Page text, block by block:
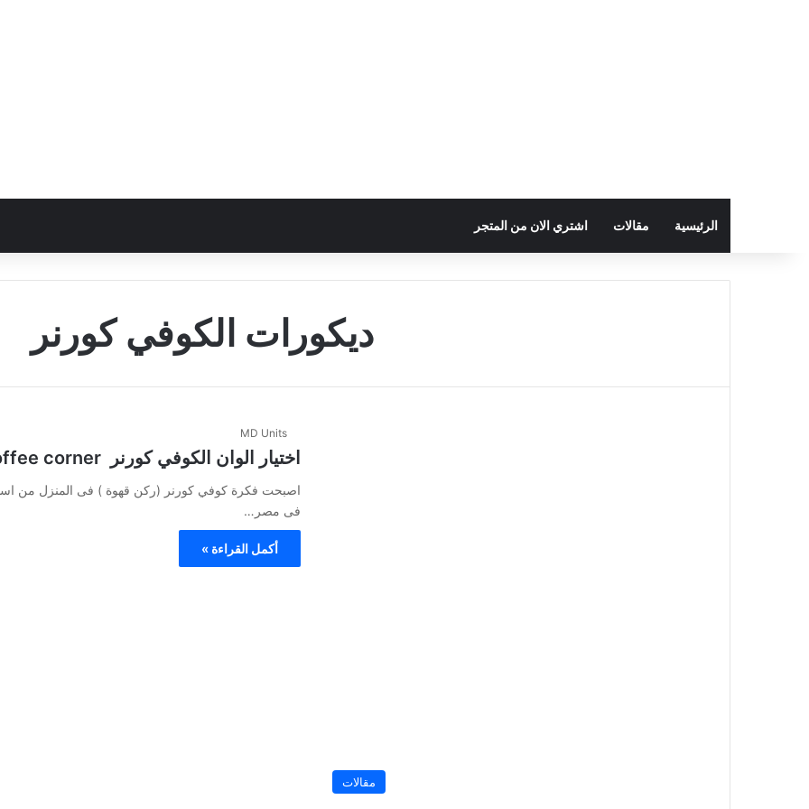
الرئيسية مقالات اشتري الان من المتجر
ديكورات الكوفي كورنر
مقالات
MD Units
اختيار الوان الكوفي كورنر Choose the colors of the coffee corner
اصبحت فكرة كوفي كورنر (ركن قهوة ) فى المنزل من
فى مصر…
أكمل القراءة »